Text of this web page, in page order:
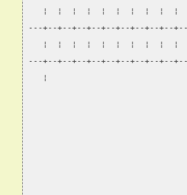
¦  ¦  ¦  ¦  ¦  ¦  ¦  ¦  ¦  ¦
---+--+--+--+--+--+--+--+--
¦  ¦  ¦  ¦  ¦  ¦  ¦  ¦  ¦  ¦
---+--+--+--+--+--+--+--+--
¦